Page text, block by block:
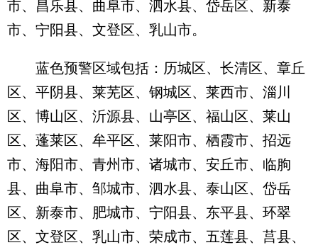
市、昌乐县、曲阜市、泗水县、岱岳区、新泰
市、宁阳县、文登区、乳山市。
蓝色预警区域包括：历城区、长清区、章丘
区、平阴县、莱芜区、钢城区、莱西市、淄川
区、博山区、沂源县、山亭区、福山区、莱山
区、蓬莱区、牟平区、莱阳市、栖霞市、招远
市、海阳市、青州市、诸城市、安丘市、临朐
县、曲阜市、邹城市、泗水县、泰山区、岱岳
区、新泰市、肥城市、宁阳县、东平县、环翠
区、文登区、乳山市、荣成市、五莲县、莒县、